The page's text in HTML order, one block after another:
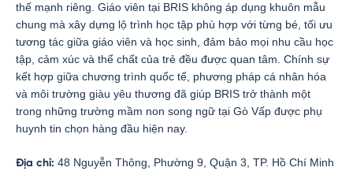
thế mạnh riêng. Giáo viên tại BRIS không áp dụng khuôn mẫu
chung mà xây dựng lộ trình học tập phù hợp với từng bé, tối ưu
tương tác giữa giáo viên và học sinh, đảm bảo mọi nhu cầu học
tập, cảm xúc và thể chất của trẻ đều được quan tâm. Chính sự
kết hợp giữa chương trình quốc tế, phương pháp cá nhân hóa
và môi trường giàu yêu thương đã giúp BRIS trở thành một
trong những trường mầm non song ngữ tại Gò Vấp được phụ
huynh tin chọn hàng đầu hiện nay.
Địa chỉ: 48 Nguyễn Thông, Phường 9, Quận 3, TP. Hồ Chí Minh